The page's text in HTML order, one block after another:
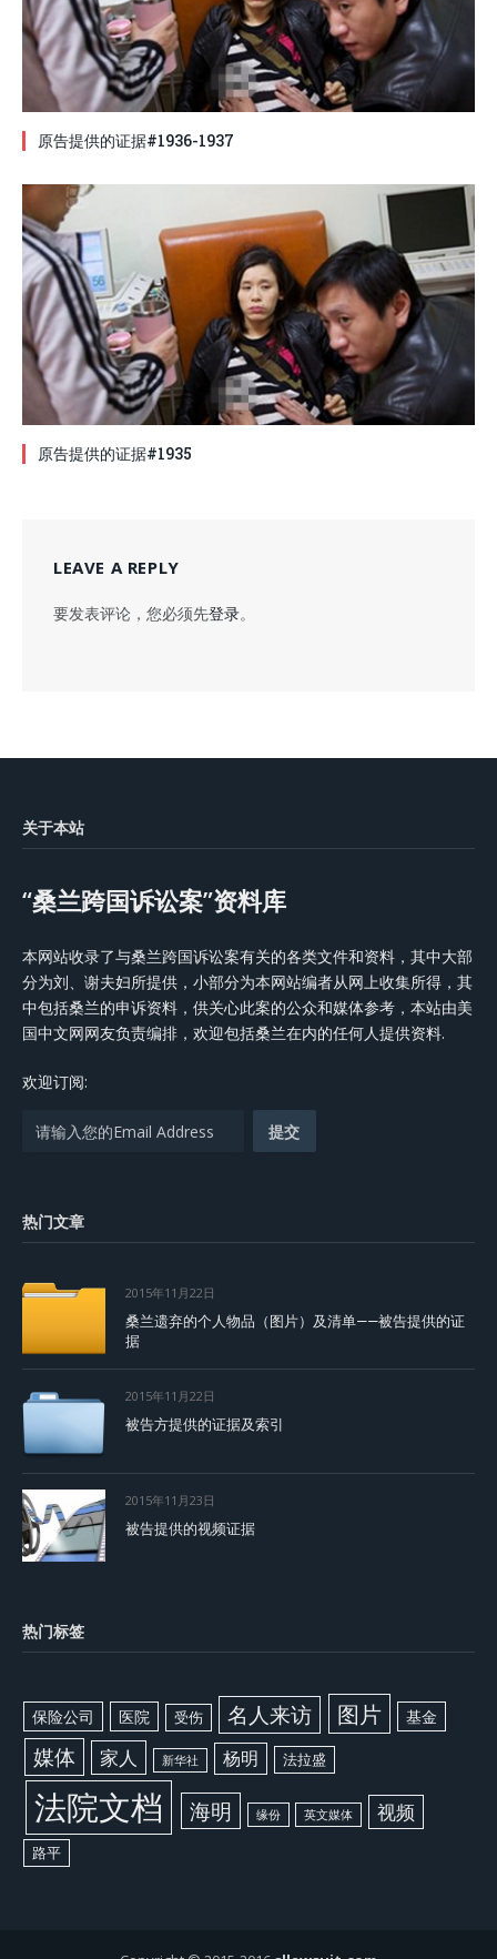
原告提供的证据#1936-1937
原告提供的证据#1935
LEAVE A REPLY
要发表评论，您必须先登录。
关于本站
“桑兰跨国诉讼案”资料库
本网站收录了与桑兰跨国诉讼案有关的各类文件和资料，其中大部
分为刘、谢夫妇所提供，小部分为本网站编者从网上收集所得，其
中包括桑兰的申诉资料，供关心此案的公众和媒体参考，本站由美
国中文网网友负责编排，欢迎包括桑兰在内的任何人提供资料.
欢迎订阅:
热门文章
2015年11月22日
桑兰遗弃的个人物品（图片）及清单——被告提供的证
据
2015年11月22日
被告方提供的证据及索引
2015年11月23日
被告提供的视频证据
热门标签
保险公司 医院 受伤 名人来访 图片 基金
媒体 家人 新华社 杨明 法拉盛
法院文档 海明 缘份 英文媒体 视频
路平